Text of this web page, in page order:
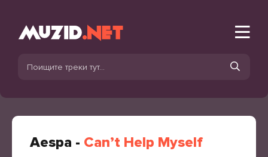
Aespa - Can’t Help Myself